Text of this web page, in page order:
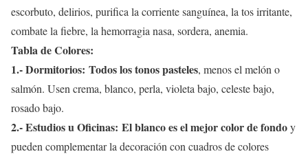
escorbuto, delirios, purifica la corriente sanguínea, la tos irritante,
combate la fiebre, la hemorragia nasa, sordera, anemia.
Tabla de Colores:
1.- Dormitorios: Todos los tonos pasteles, menos el melón o
salmón. Usen crema, blanco, perla, violeta bajo, celeste bajo,
rosado bajo.
2.- Estudios u Oficinas: El blanco es el mejor color de fondoy
pueden complementar la decoración con cuadros de colores